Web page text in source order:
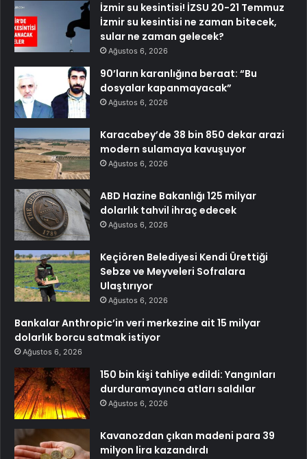
İzmir su kesintisi! İZSU 20-21 Temmuz
İzmir su kesintisi ne zaman bitecek,
sular ne zaman gelecek?
Ağustos 6, 2026
90’ların karanlığına beraat: “Bu
dosyalar kapanmayacak”
Ağustos 6, 2026
Karacabey’de 38 bin 850 dekar arazi
modern sulamaya kavuşuyor
Ağustos 6, 2026
ABD Hazine Bakanlığı 125 milyar
dolarlık tahvil ihraç edecek
Ağustos 6, 2026
Keçiören Belediyesi Kendi Ürettiği
Sebze ve Meyveleri Sofralara
Ulaştırıyor
Ağustos 6, 2026
Bankalar Anthropic’in veri merkezine ait 15 milyar
dolarlık borcu satmak istiyor
Ağustos 6, 2026
150 bin kişi tahliye edildi: Yangınları
durduramayınca atları saldılar
Ağustos 6, 2026
Kavanozdan çıkan madeni para 39
milyon lira kazandırdı